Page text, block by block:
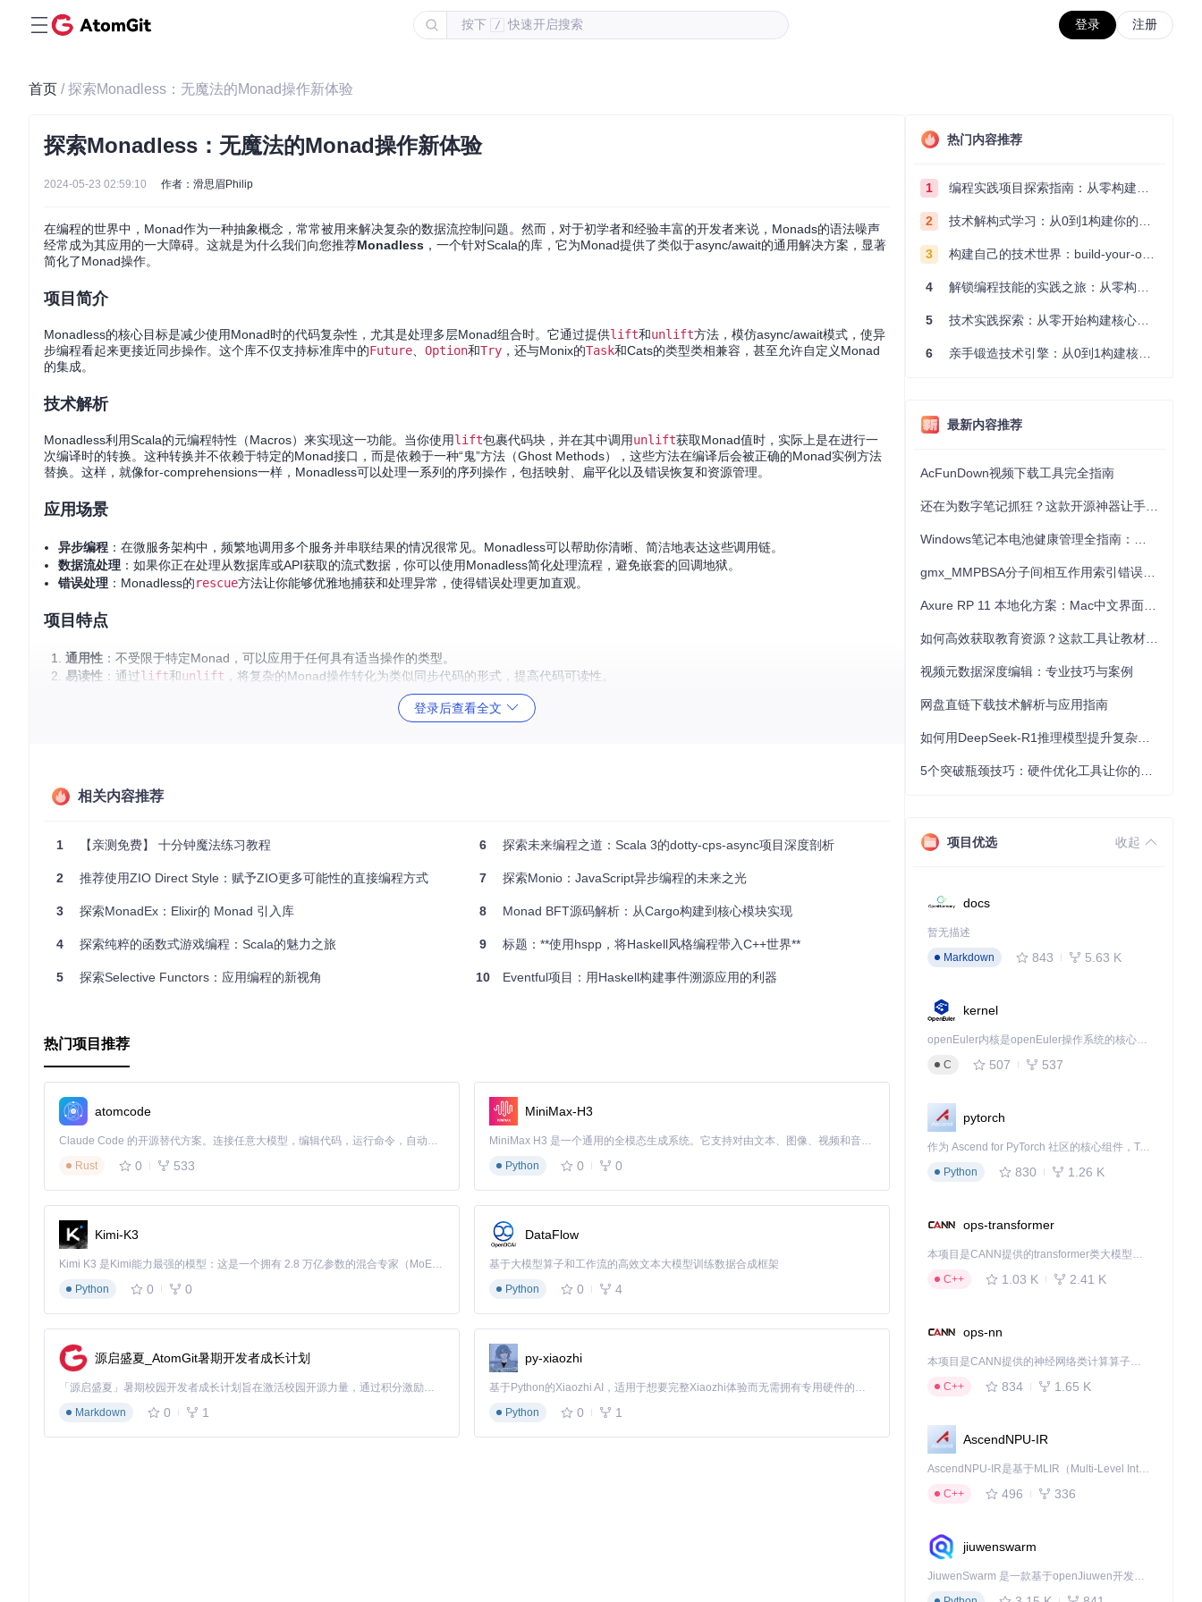
按下 / 快速开启搜索 登录 注册
首页 / 探索Monadless：无魔法的Monad操作新体验
探索Monadless：无魔法的Monad操作新体验
2024-05-23 02:59:10 作者：滑思眉Philip
在编程的世界中，Monad作为一种抽象概念，常常被用来解决复杂的数据流控制问题。然而，对于初学者和经验丰富的开发者来说，Monads的语法噪声
经常成为其应用的一大障碍。这就是为什么我们向您推荐Monadless ，一个针对Scala的库，它为Monad提供了类似于async/await的通用解决方案，显著
简化了Monad操作。
项目简介
Monadless的核心目标是减少使用Monad时的代码复杂性，尤其是处理多层Monad组合时。它通过提供lift和unlift方法，模仿async/await模式，使异
步编程看起来更接近同步操作。这个库不仅支持标准库中的Future Option和Try ，还与Monix的Task和Cats的类型类相兼容，甚至允许自定义Monad
的集成。
技术解析
Monadless利用Scala的元编程特性（Macros）来实现这一功能。当你使用lift包裹代码块，并在其中调用unlift获取Monad值时，实际上是在进行一
次编译时的转换。这种转换并不依赖于特定的Monad接口，而是依赖于一种“鬼”方法（Ghost Methods），这些方法在编译后会被正确的Monad实例方法
替换。这样，就像for-comprehensions一样，Monadless可以处理一系列的序列操作，包括映射、扁平化以及错误恢复和资源管理。
应用场景
异步编程 ：在微服务架构中，频繁地调用多个服务并串联结果的情况很常见。Monadless可以帮助你清晰、简洁地表达这些调用链。
数据流处理 ：如果你正在处理从数据库或API获取的流式数据，你可以使用Monadless简化处理流程，避免嵌套的回调地狱。
错误处理 ：Monadless的rescue方法让你能够优雅地捕获和处理异常，使得错误处理更加直观。
项目特点
通用性 ：不受限于特定Monad，可以应用于任何具有适当操作的类型。
易读性 ：通过lift和unlift ，将复杂的Monad操作转化为类似同步代码的形式，提高代码可读性。
：支持多种Scala库，如Stdlib、Monix和Cats，同时也允许自定义Monads的集成。
：所有转换都在编译阶段完成，不引入运行时性能开销。登录后查看全文
相关内容推荐
1 【亲测免费】 十分钟魔法练习教程
2 推荐使用ZIO Direct Style：赋予ZIO更多可能性的直接编程方式
3 探索MonadEx：Elixir的 Monad 引入库
4 探索纯粹的函数式游戏编程：Scala的魅力之旅
5 探索Selective Functors：应用编程的新视角
6 探索未来编程之道：Scala 3的dotty-cps-async项目深度剖析
7 探索Monio：JavaScript异步编程的未来之光
8 Monad BFT源码解析：从Cargo构建到核心模块实现
9 标题：**使用hspp，将Haskell风格编程带入C++世界**
10 Eventful项目：用Haskell构建事件溯源应用的利器
热门项目推荐
atomcode
Claude Code 的开源替代方案。连接任意大模型，编辑代码，运行命令，自动验证 — 全自动执行。用 Rust 构建，极致性能。 ｜ An open-source alternative to Claude Code. Connect any LLM, edit code, run commands, and verify changes — autonomously. Built in Rust for speed. Get Started
Rust
0 533
MiniMax-H3
MiniMax H3 是一个通用的全模态生成系统。它支持对由文本、图像、视频和音频组成的多模态上下文进行统一理解，并能生成分辨率高达 2K、时长可达 15 秒的带原生立体声音频的视频。得益于面向任务泛化的系统设计，H3 在预训练阶段就已具备广泛的多模态上下文理解与生成能力，能够出色地执行复杂的多模态指令。
Python
0 0
Kimi-K3
Kimi K3 是Kimi能力最强的模型：这是一个拥有 2.8 万亿参数的混合专家（MoE）模型，具备原生视觉理解能力，并支持 100 万 token 的上下文窗口。
Python
0 0
DataFlow
基于大模型算子和工作流的高效文本大模型训练数据合成框架
Python
0 4
源启盛夏_AtomGit暑期开发者成长计划
「源启盛夏」暑期校园开发者成长计划旨在激活校园开源力量，通过积分激励、认证扶持、资源倾斜等形式，引导高校组织和开发者完成「入驻 — 建项目 — 做贡献 — 获认证 — 得资源」的完整闭环。无论你是想带领社团入驻平台的组织者，还是希望用代码贡献证明自己的开发者，都能在这里找到属于你的成长路径。
Markdown
0 1
py-xiaozhi
基于Python的Xiaozhi AI，适用于想要完整Xiaozhi体验而无需拥有专用硬件的用户。
Python
0 1
热门内容推荐
1 编程实践项目探索指南：从零构建技术能力体系
2 技术解构式学习：从0到1构建你的编程知识体系
3 构建自己的技术世界：build-your-own-x项目的实践探索指南
4 解锁编程技能的实践之旅：从零构建你的技术世界
5 技术实践探索：从零开始构建核心系统的实践指南
6 亲手锻造技术引擎：从0到1构建核心系统的实践指南
最新内容推荐
AcFunDown视频下载工具完全指南
视频元数据深度编辑：专业技巧与案例
网盘直链下载技术解析与应用指南
项目优选 收起
docs
暂无描述
Markdown
843 5.63 K
kernel
openEuler内核是openEuler操作系统的核心，既是系统性能与稳定性的基石，也是连接处理器、设备与服务的桥梁。
C
507 537
pytorch
作为 Ascend for PyTorch 社区的核心组件，TorchNPU 是昇腾专为 PyTorch 打造的深度学习适配插件，使 PyTorch 框架能够直接调用昇腾 NPU，为开发者提供昇腾 AI 处理器的超强算力。
Python
830 1.26 K
ops-transformer
本项目是CANN提供的transformer类大模型算子库，实现网络在NPU上加速计算。
C++
1.03 K 2.41 K
ops-nn
本项目是CANN提供的神经网络类计算算子库，实现网络在NPU上加速计算。
C++
834 1.65 K
AscendNPU-IR
AscendNPU-IR是基于MLIR（Multi-Level Intermediate Representation）构建的，面向昇腾亲和算子编译时使用的中间表示，提供昇腾完备表达能力，通过编译优化提升昇腾AI处理器计算效率，支持通过生态框架使能昇腾AI处理器与深度调优
C++
496 336
jiuwenswarm
JiuwenSwarm 是一款基于openJiuwen开发的智能AI Agent，它能够将大语言模型的强大能力，通过你日常使用的各类通讯应用，直接延伸至你的指尖。